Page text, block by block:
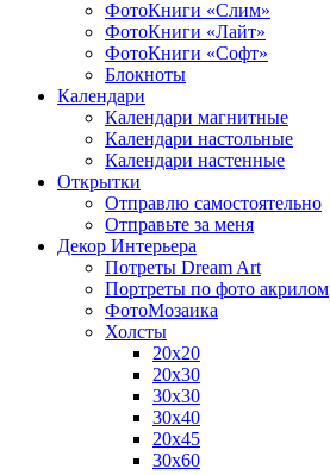
ФотоКниги «Слим»
ФотоКниги «Лайт»
ФотоКниги «Софт»
Блокноты
Календари
Календари магнитные
Календари настольные
Календари настенные
Открытки
Отправлю самостоятельно
Отправьте за меня
Декор Интерьера
Потреты Dream Art
Портреты по фото акрилом
ФотоМозаика
Холсты
20х20
20х30
30х30
30х40
20х45
30х60